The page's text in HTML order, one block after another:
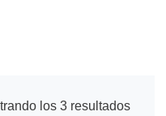
los 3 resultados